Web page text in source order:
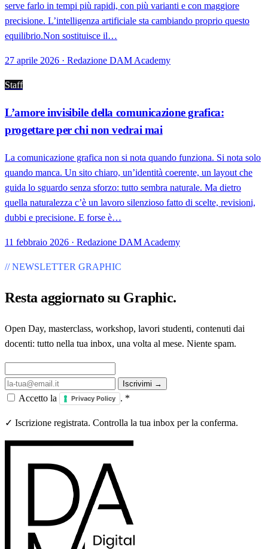
serve farlo in tempi più rapidi, con più varianti e con maggiore
precisione. L’intelligenza artificiale sta cambiando proprio questo
equilibrio.Non sostituisce il…
27 aprile 2026 · Redazione DAM Academy
Staff
L’amore invisibile della comunicazione grafica:
progettare per chi non vedrai mai
La comunicazione grafica non si nota quando funziona. Si nota solo
quando manca. Un sito chiaro, un’identità coerente, un layout che
guida lo sguardo senza sforzo: tutto sembra naturale. Ma dietro
quella naturalezza c’è un lavoro silenzioso fatto di scelte, revisioni,
dubbi e precisione. E forse è…
11 febbraio 2026 · Redazione DAM Academy
// NEWSLETTER GRAPHIC
Resta aggiornato su Graphic.
Open Day, masterclass, workshop, lavori studenti, contenuti dai
docenti: tutto nella tua inbox, una volta al mese. Niente spam.
Iscrivimi →
Accetto la Privacy Policy . *
✓ Iscrizione registrata. Controlla la tua inbox per la conferma.